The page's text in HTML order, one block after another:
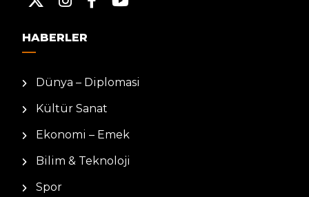
HABERLER
Dünya – Diplomasi
Kültür Sanat
Ekonomi – Emek
Bilim & Teknoloji
Spor